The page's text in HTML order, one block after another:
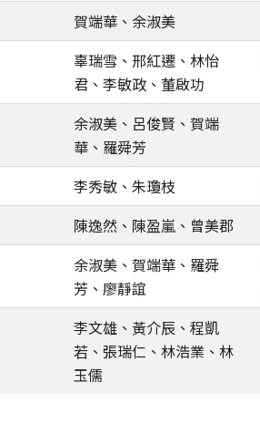
賀端華、余淑美
辜瑞雪、邢紅遷、林怡
君、李敏政、董啟功
余淑美、呂俊賢、賀端
華、羅舜芳
李秀敏、朱瓊枝
陳逸然、陳盈嵐、曾美郡
余淑美、賀端華、羅舜
芳、廖靜誼
李文雄、黃介辰、程凱
若、張瑞仁、林浩業、林
玉儒